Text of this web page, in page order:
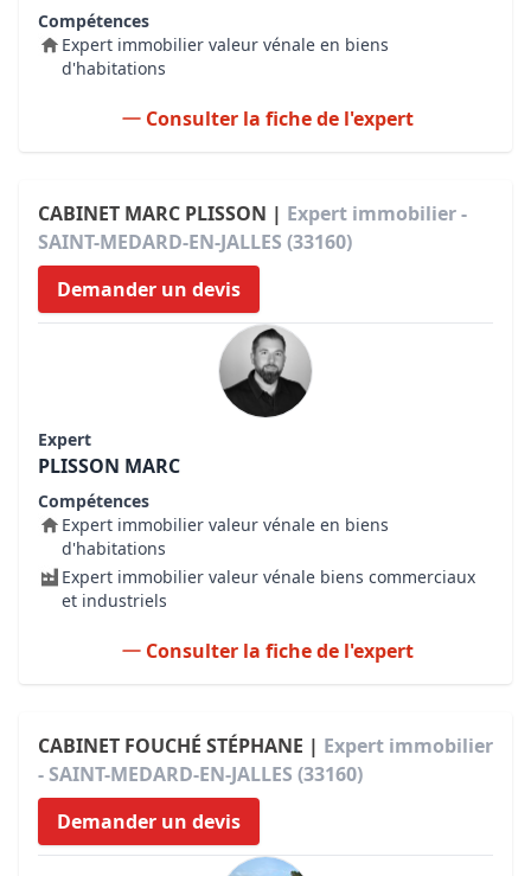
Compétences
Expert immobilier valeur vénale en biens
d'habitations
Consulter la fiche de l'expert
CABINET MARC PLISSON | Expert immobilier -
SAINT-MEDARD-EN-JALLES (33160)
Demander un devis
Expert
PLISSON MARC
Compétences
Expert immobilier valeur vénale en biens
d'habitations
Expert immobilier valeur vénale biens commerciaux
et industriels
Consulter la fiche de l'expert
CABINET FOUCHÉ STÉPHANE | Expert immobilier
- SAINT-MEDARD-EN-JALLES (33160)
Demander un devis